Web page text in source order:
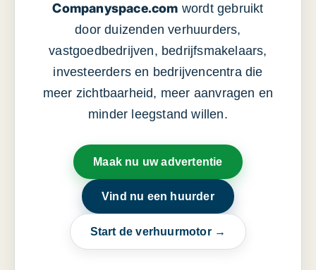
Companyspace.com wordt gebruikt
door duizenden verhuurders,
vastgoedbedrijven, bedrijfsmakelaars,
investeerders en bedrijvencentra die
meer zichtbaarheid, meer aanvragen en
minder leegstand willen.
Maak nu uw advertentie
Vind nu een huurder
Start de verhuurmotor →